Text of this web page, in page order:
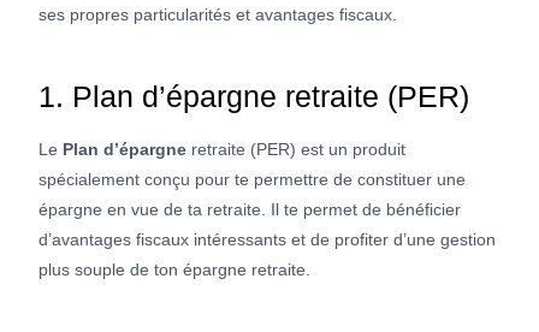
ses propres particularités et avantages fiscaux.
1. Plan d’épargne retraite (PER)
Le Plan d’épargne retraite (PER) est un produit
spécialement conçu pour te permettre de constituer une
épargne en vue de ta retraite. Il te permet de bénéficier
d’avantages fiscaux intéressants et de profiter d’une gestion
plus souple de ton épargne retraite.